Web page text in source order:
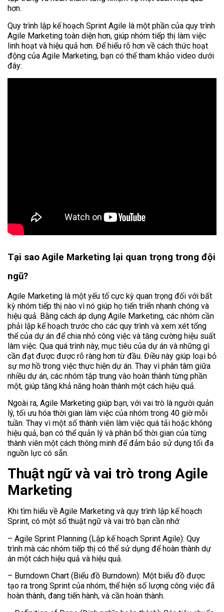
hơn.
Quy trình lập kế hoạch Sprint Agile là một phần của quy trình
Agile Marketing toàn diện hơn, giúp nhóm tiếp thị làm việc
linh hoạt và hiệu quả hơn. Để hiểu rõ hơn về cách thức hoạt
động của Agile Marketing, bạn có thể tham khảo video dưới
đây:
Tại sao Agile Marketing lại quan trọng trong đội
ngũ?
Agile Marketing là một yếu tố cực kỳ quan trọng đối với bất
kỳ nhóm tiếp thị nào vì nó giúp họ tiến triển nhanh chóng và
hiệu quả. Bằng cách áp dụng Agile Marketing, các nhóm cần
phải lập kế hoạch trước cho các quy trình và xem xét tổng
thể của dự án để chia nhỏ công việc và tăng cường hiệu suất
làm việc. Qua quá trình này, mục tiêu của dự án và những gì
cần đạt được được rõ ràng hơn từ đầu. Điều này giúp loại bỏ
sự mơ hồ trong việc thực hiện dự án. Thay vì phân tâm giữa
nhiều dự án, các nhóm tập trung vào hoàn thành từng phần
một, giúp tăng khả năng hoàn thành một cách hiệu quả.
Ngoài ra, Agile Marketing giúp bạn, với vai trò là người quản
lý, tối ưu hóa thời gian làm việc của nhóm trong 40 giờ mỗi
tuần. Thay vì một số thành viên làm việc quá tải hoặc không
hiệu quả, bạn có thể quản lý và phân bổ thời gian của từng
thành viên một cách thông minh để đảm bảo sử dụng tối đa
nguồn lực có sẵn.
Thuật ngữ và vai trò trong Agile
Marketing
Khi tìm hiểu về Agile Marketing và quy trình lập kế hoạch
Sprint, có một số thuật ngữ và vai trò bạn cần nhớ:
– Agile Sprint Planning (Lập kế hoạch Sprint Agile): Quy
trình mà các nhóm tiếp thị có thể sử dụng để hoàn thành dự
án một cách hiệu quả và hiệu quả.
– Burndown Chart (Biểu đồ Burndown): Một biểu đồ được
tạo ra trong Sprint của nhóm, thể hiện số lượng công việc đã
hoàn thành, đang tiến hành, và cần hoàn thành.